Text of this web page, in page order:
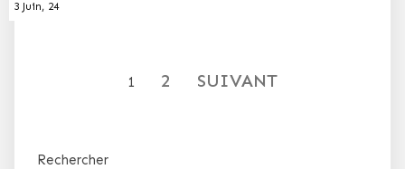
3 Juin, 24
1 2 SUIVANT
Rechercher